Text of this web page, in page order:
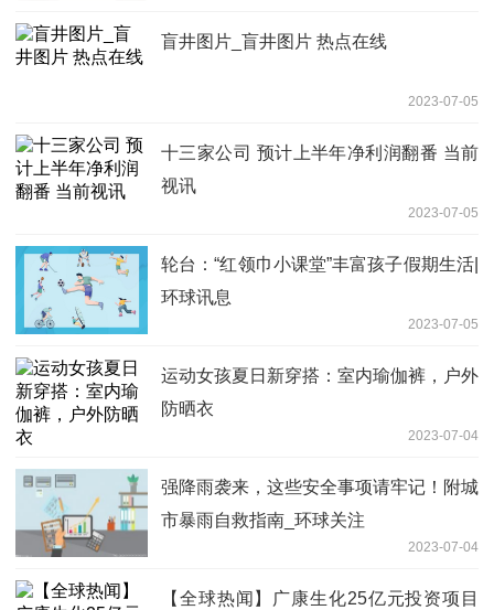
盲井图片_盲井图片 热点在线
2023-07-05
十三家公司 预计上半年净利润翻番 当前
视讯
2023-07-05
轮台：“红领巾小课堂”丰富孩子假期生活|
环球讯息
2023-07-05
运动女孩夏日新穿搭：室内瑜伽裤，户外
防晒衣
2023-07-04
强降雨袭来，这些安全事项请牢记！附城
市暴雨自救指南_环球关注
2023-07-04
【全球热闻】广康生化25亿元投资项目